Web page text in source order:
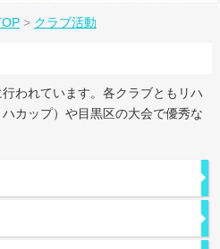
> クラブ活動
われています。各クラブともリハ
カップ）や目黒区の大会で優秀な